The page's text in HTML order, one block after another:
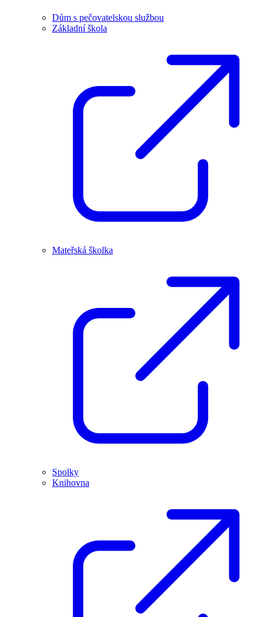
Dům s pečovatelskou službou
Základní škola
Mateřská školka
Spolky
Knihovna